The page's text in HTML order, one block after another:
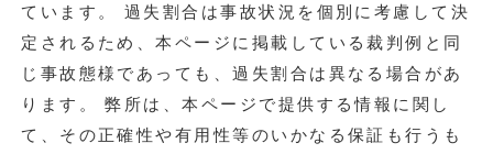
ています。 過失割合は事故状況を個別に考慮して決
定されるため、本ページに掲載している裁判例と同
じ事故態様であっても、過失割合は異なる場合があ
ります。 弊所は、本ページで提供する情報に関し
て、その正確性や有用性等のいかなる保証も行うも